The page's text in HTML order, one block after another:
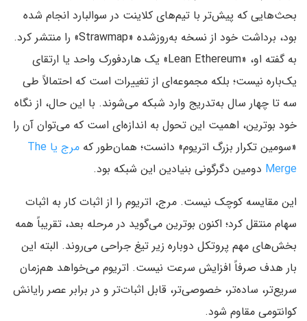
بحث‌هایی که پیش‌تر با تیم‌های کلاینت در سوالبارد انجام شده
بود، برداشت خود از نسخه به‌روزشده «Strawmap» را منتشر کرد.
به گفته او، «Lean Ethereum» یک هاردفورک واحد یا ارتقای
یک‌باره نیست؛ بلکه مجموعه‌ای از تغییرات است که احتمالاً طی
سه تا چهار سال به‌تدریج وارد شبکه می‌شوند. با این حال، از نگاه
خود بوترین، اهمیت این تحول به اندازه‌ای است که می‌توان آن را
«سومین تکرار بزرگ اتریوم» دانست؛ همان‌طور که
مرج یا The
Merge دومین دگرگونی بنیادین این شبکه بود.
این مقایسه کوچک نیست. مرج، اتریوم را از اثبات کار به اثبات
سهام منتقل کرد؛ اکنون بوترین می‌گوید در مرحله بعد، تقریباً همه
بخش‌های مهم پروتکل دوباره زیر تیغ جراحی می‌روند. البته این
بار هدف صرفاً افزایش سرعت نیست. اتریوم می‌خواهد هم‌زمان
سریع‌تر، ساده‌تر، خصوصی‌تر، قابل اثبات‌تر و در برابر عصر رایانش
کوانتومی مقاوم شود.